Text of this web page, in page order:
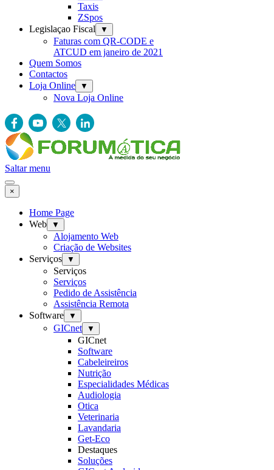
Taxis
ZSpos
Legislaçao Fiscal
▼
Faturas com QR-CODE e
ATCUD em janeiro de 2021
Quem Somos
Contactos
Loja Online
▼
Nova Loja Online
Saltar menu
×
Home Page
Web
▼
Alojamento Web
Criação de Websites
Serviços
▼
Serviços
Serviços
Pedido de Assistência
Assistência Remota
Software
▼
GICnet ▼
GICnet
Software
Cabeleireiros
Nutrição
Especialidades Médicas
Audiologia
Otica
Veterinaria
Lavandaria
Get-Eco
Destaques
Soluções